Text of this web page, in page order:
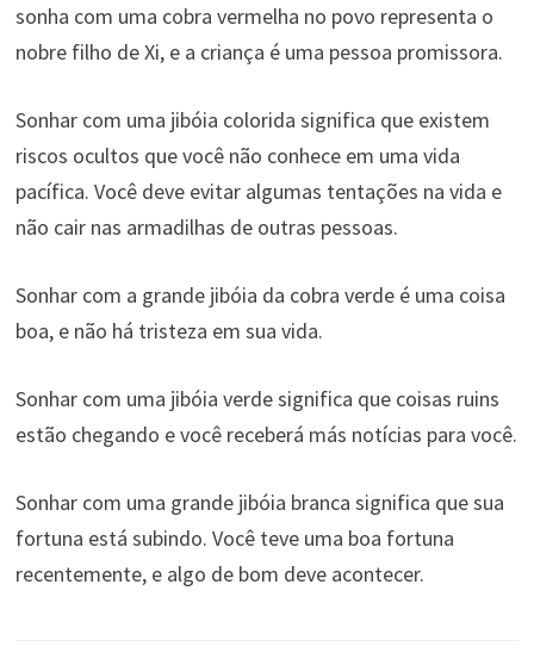
sonha com uma cobra vermelha no povo representa o
nobre filho de Xi, e a criança é uma pessoa promissora.
Sonhar com uma jibóia colorida significa que existem
riscos ocultos que você não conhece em uma vida
pacífica. Você deve evitar algumas tentações na vida e
não cair nas armadilhas de outras pessoas.
Sonhar com a grande jibóia da cobra verde é uma coisa
boa, e não há tristeza em sua vida.
Sonhar com uma jibóia verde significa que coisas ruins
estão chegando e você receberá más notícias para você.
Sonhar com uma grande jibóia branca significa que sua
fortuna está subindo. Você teve uma boa fortuna
recentemente, e algo de bom deve acontecer.